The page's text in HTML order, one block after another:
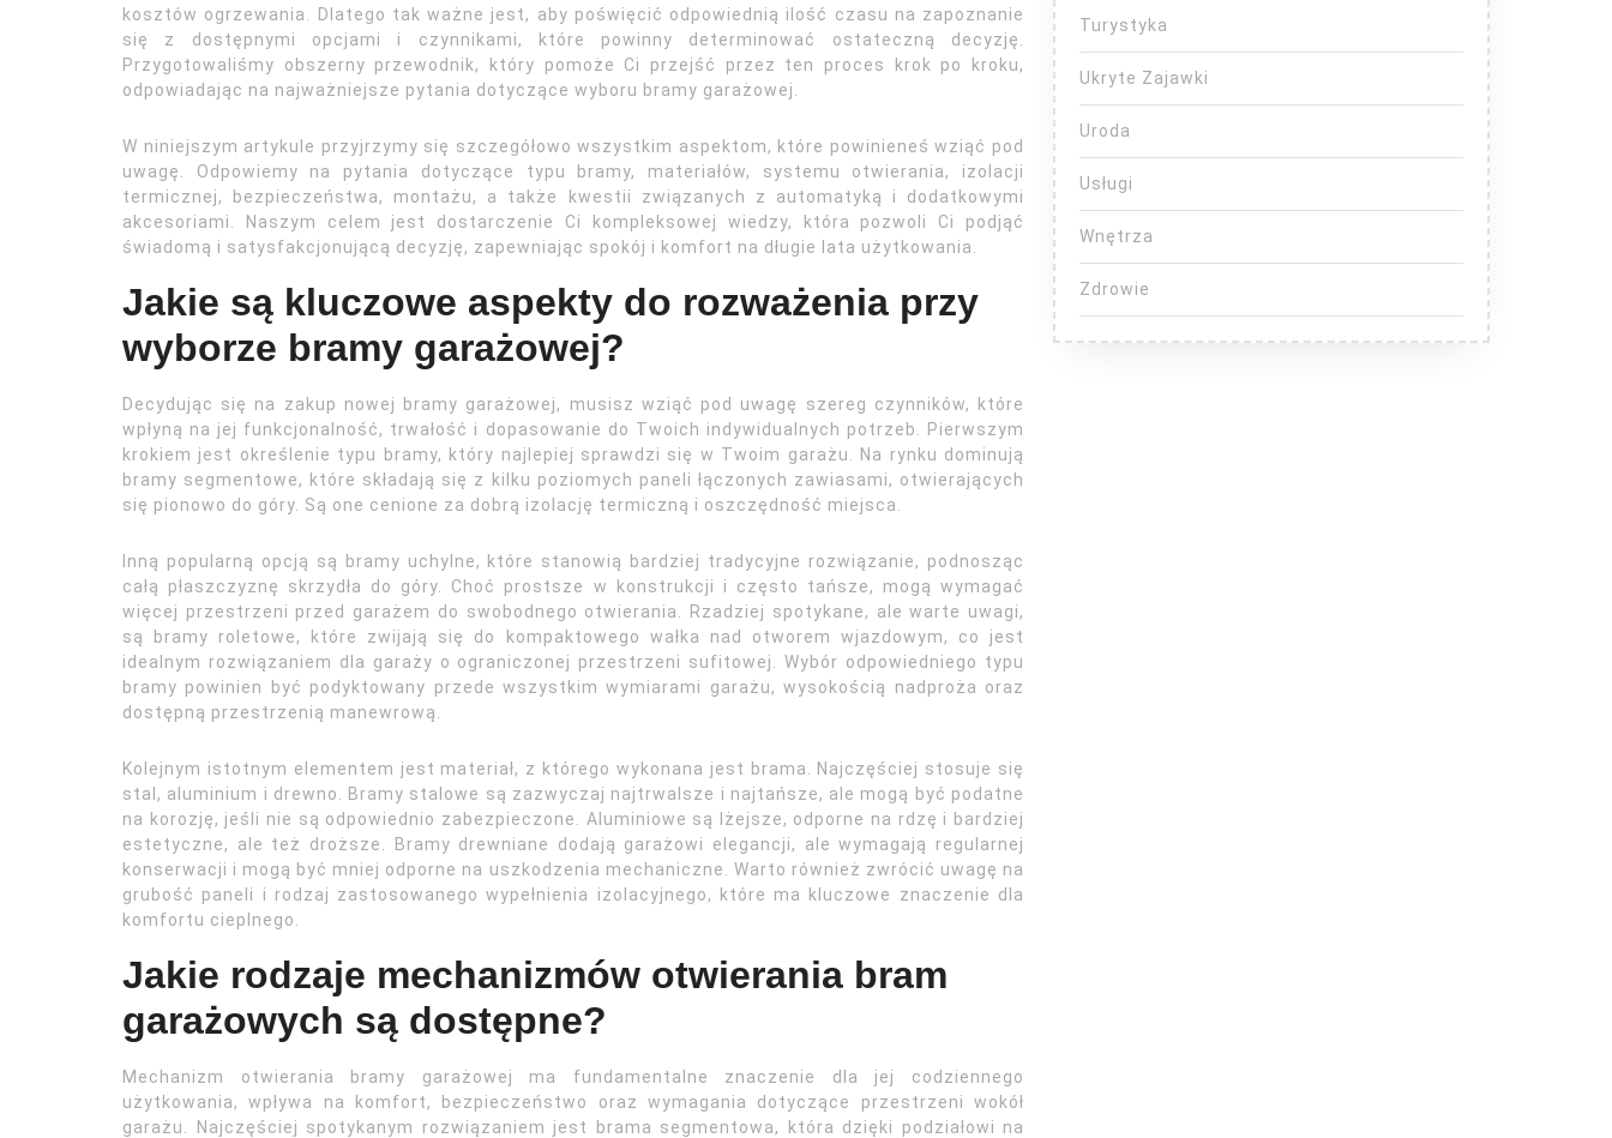
kosztów ogrzewania. Dlatego tak ważne jest, aby poświęcić odpowiednią ilość czasu na zapoznanie
się z dostępnymi opcjami i czynnikami, które powinny determinować ostateczną decyzję.
Przygotowaliśmy obszerny przewodnik, który pomoże Ci przejść przez ten proces krok po kroku,
odpowiadając na najważniejsze pytania dotyczące wyboru bramy garażowej.
W niniejszym artykule przyjrzymy się szczegółowo wszystkim aspektom, które powinieneś wziąć pod
uwagę. Odpowiemy na pytania dotyczące typu bramy, materiałów, systemu otwierania, izolacji
termicznej, bezpieczeństwa, montażu, a także kwestii związanych z automatyką i dodatkowymi
akcesoriami. Naszym celem jest dostarczenie Ci kompleksowej wiedzy, która pozwoli Ci podjąć
świadomą i satysfakcjonującą decyzję, zapewniając spokój i komfort na długie lata użytkowania.
Jakie są kluczowe aspekty do rozważenia przy
wyborze bramy garażowej?
Decydując się na zakup nowej bramy garażowej, musisz wziąć pod uwagę szereg czynników, które
wpłyną na jej funkcjonalność, trwałość i dopasowanie do Twoich indywidualnych potrzeb. Pierwszym
krokiem jest określenie typu bramy, który najlepiej sprawdzi się w Twoim garażu. Na rynku dominują
bramy segmentowe, które składają się z kilku poziomych paneli łączonych zawiasami, otwierających
się pionowo do góry. Są one cenione za dobrą izolację termiczną i oszczędność miejsca.
Inną popularną opcją są bramy uchylne, które stanowią bardziej tradycyjne rozwiązanie, podnosząc
całą płaszczyznę skrzydła do góry. Choć prostsze w konstrukcji i często tańsze, mogą wymagać
więcej przestrzeni przed garażem do swobodnego otwierania. Rzadziej spotykane, ale warte uwagi,
są bramy roletowe, które zwijają się do kompaktowego wałka nad otworem wjazdowym, co jest
idealnym rozwiązaniem dla garaży o ograniczonej przestrzeni sufitowej. Wybór odpowiedniego typu
bramy powinien być podyktowany przede wszystkim wymiarami garażu, wysokością nadproża oraz
dostępną przestrzenią manewrową.
Kolejnym istotnym elementem jest materiał, z którego wykonana jest brama. Najczęściej stosuje się
stal, aluminium i drewno. Bramy stalowe są zazwyczaj najtrwalsze i najtańsze, ale mogą być podatne
na korozję, jeśli nie są odpowiednio zabezpieczone. Aluminiowe są lżejsze, odporne na rdzę i bardziej
estetyczne, ale też droższe. Bramy drewniane dodają garażowi elegancji, ale wymagają regularnej
konserwacji i mogą być mniej odporne na uszkodzenia mechaniczne. Warto również zwrócić uwagę na
grubość paneli i rodzaj zastosowanego wypełnienia izolacyjnego, które ma kluczowe znaczenie dla
komfortu cieplnego.
Jakie rodzaje mechanizmów otwierania bram
garażowych są dostępne?
Mechanizm otwierania bramy garażowej ma fundamentalne znaczenie dla jej codziennego
użytkowania, wpływa na komfort, bezpieczeństwo oraz wymagania dotyczące przestrzeni wokół
garażu. Najczęściej spotykanym rozwiązaniem jest brama segmentowa, która dzięki podziałowi na
Turystyka
Ukryte Zajawki
Uroda
Usługi
Wnętrza
Zdrowie